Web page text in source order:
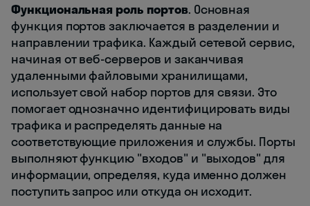
Функциональная роль портов. Основная
функция портов заключается в разделении и
направлении трафика. Каждый сетевой сервис,
начиная от веб-серверов и заканчивая
удаленными файловыми хранилищами,
использует свой набор портов для связи. Это
помогает однозначно идентифицировать виды
трафика и распределять данные на
соответствующие приложения и службы. Порты
выполняют функцию "входов" и "выходов" для
информации, определяя, куда именно должен
поступить запрос или откуда он исходит.